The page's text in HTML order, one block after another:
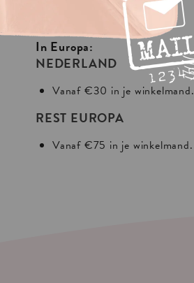
In Europa:
NEDERLAND
Vanaf €30 in je winkelmand.
REST EUROPA
Vanaf €75 in je winkelmand.